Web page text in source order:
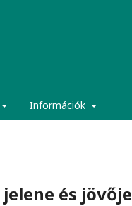
Információk
és jövője